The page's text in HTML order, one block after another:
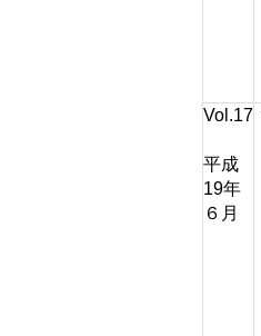
Vol.17
平成
19年
６月